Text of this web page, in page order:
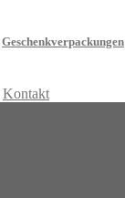
Geschenkverpackungen
Kontakt